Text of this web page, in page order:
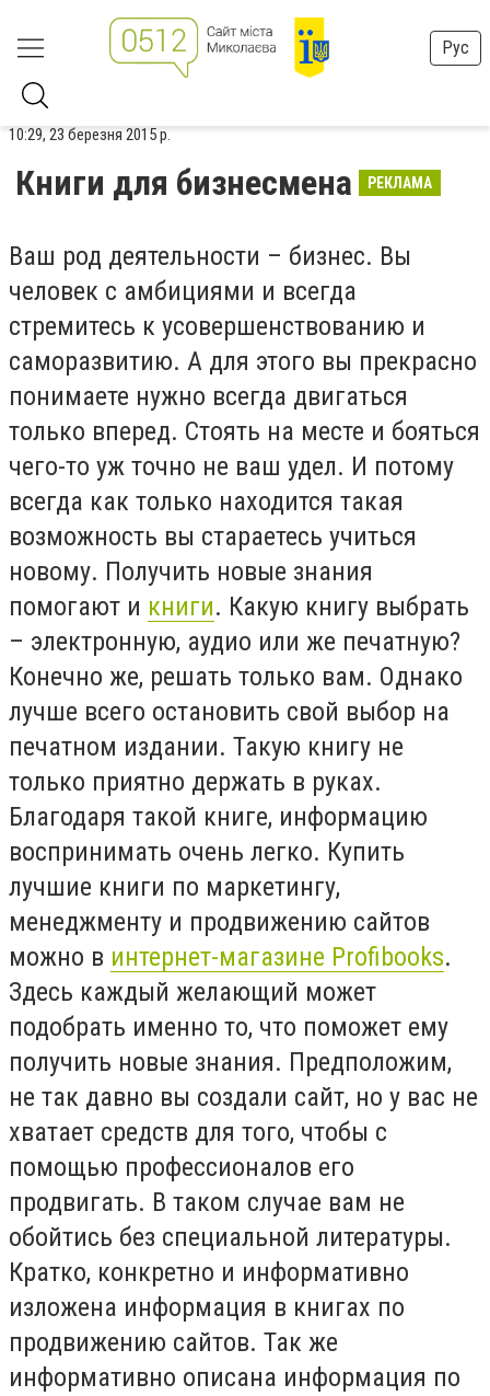
Рус
10:29, 23 березня 2015 р.
Книги для бизнесмена РЕКЛАМА
Ваш род деятельности – бизнес. Вы
человек с амбициями и всегда
стремитесь к усовершенствованию и
саморазвитию. А для этого вы прекрасно
понимаете нужно всегда двигаться
только вперед. Стоять на месте и бояться
чего-то уж точно не ваш удел. И потому
всегда как только находится такая
возможность вы стараетесь учиться
новому. Получить новые знания
помогают и книги. Какую книгу выбрать
– электронную, аудио или же печатную?
Конечно же, решать только вам. Однако
лучше всего остановить свой выбор на
печатном издании. Такую книгу не
только приятно держать в руках.
Благодаря такой книге, информацию
воспринимать очень легко. Купить
лучшие книги по маркетингу,
менеджменту и продвижению сайтов
можно в интернет-магазине Profibooks.
Здесь каждый желающий может
подобрать именно то, что поможет ему
получить новые знания. Предположим,
не так давно вы создали сайт, но у вас не
хватает средств для того, чтобы с
помощью профессионалов его
продвигать. В таком случае вам не
обойтись без специальной литературы.
Кратко, конкретно и информативно
изложена информация в книгах по
продвижению сайтов. Так же
информативно описана информация по